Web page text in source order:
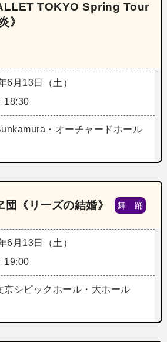
TOKYO Spring Tour
》
6月13日（土）
18:30
・オーチャードホール
《リーズの結婚》 舞 踊
6月13日（土）
19:00
京シビックホール・大ホール